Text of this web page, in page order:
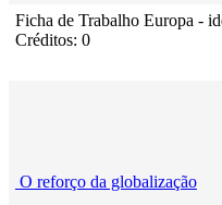
Ficha de Trabalho Europa -
Créditos: 0
O reforço da globalização